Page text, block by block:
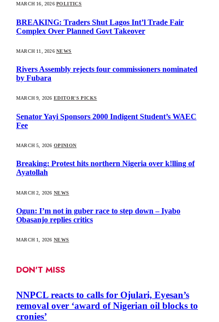
MARCH 16, 2026 POLITICS
BREAKING: Traders Shut Lagos Int’l Trade Fair
Complex Over Planned Govt Takeover
MARCH 11, 2026 NEWS
Rivers Assembly rejects four commissioners nominated
by Fubara
MARCH 9, 2026 EDITOR'S PICKS
Senator Yayi Sponsors 2000 Indigent Student’s WAEC
Fee
MARCH 5, 2026 OPINION
Breaking: Protest hits northern Nigeria over k!lling of
Ayatollah
MARCH 2, 2026 NEWS
Ogun: I’m not in guber race to step down – Iyabo
Obasanjo replies critics
MARCH 1, 2026 NEWS
DON'T MISS
NNPCL reacts to calls for Ojulari, Eyesan’s
removal over ‘award of Nigerian oil blocks to
cronies’